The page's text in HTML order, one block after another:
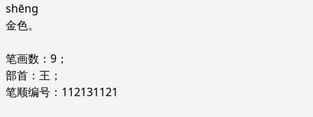
shēng
金色。
笔画数：9；
部首：王；
笔顺编号：112131121